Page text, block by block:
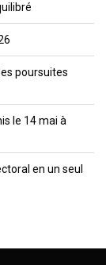
poursuites
le 14 mai à
en un seul